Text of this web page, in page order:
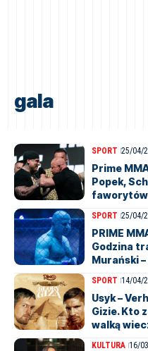
gala
SPORT 25/04/
Prime
Popek,
faworytów
SPORT 25/04/
PRIME
Godzina
Murański
SPORT 14/04/
Usyk –
Gizie. Kto
walką
KULTURA 16/